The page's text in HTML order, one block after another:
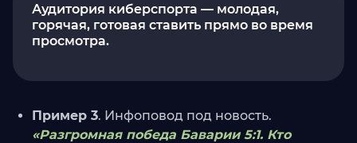
Аудитория киберспорта — молодая,
горячая, готовая ставить прямо во время
просмотра.
Пример 3. Инфоповод под новость.
«Разгромная победа Баварии 5:1. Кто